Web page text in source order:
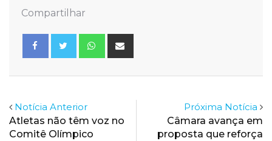
Compartilhar
Whatsapp
Notícia Anterior
Atletas não têm voz no
Comitê Olímpico
Próxima Notícia
Câmara avança em
proposta que reforça